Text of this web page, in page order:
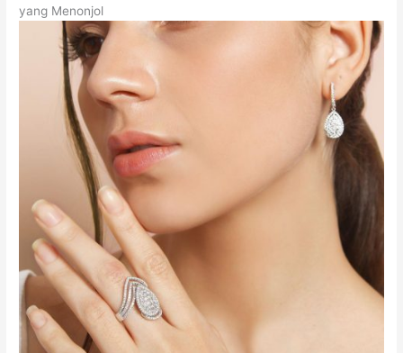
yang Menonjol